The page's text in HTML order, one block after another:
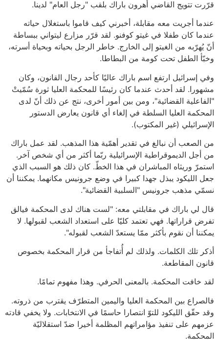
قرّرت تتويج القاضي أهرون باراك بلقب "رجل العام" لدينا.
عندما أجريت معه مقابلة، أخبرني كيف قاموا باستغلال حياته
عندما كان طفلا في غيتو كوفنو. لقد قرّر مزارع ليتواني ببساطة
أنّ يُهرّبه من الغيتو إلى الخارج. خاطر الرجل بحياته وبحياة أسرته،
وخبّأ الطفل تحت كومة من البطاطا.
وفي إسرائيل ارتفع اسم باراك عاليًا كأحد رجال القانون، وكان
مشهورا. لقد أحدث عندما كان رئيسًا للمحكمة العليا ثورة سُمّيتْ
"الفاعلية القضائية"، ومن بين أمور أخرى، نتج عن ذلك أنّ لدى
المحكمة العليا السلطة في إلغاء أي قانون يعارض الدستور
الإسرائيلي (غير المكتوب).
من الصعب أن نبالغ في تقدير أهمّية هذا المذهب. لقد عمل باراك
من أجل الديموقراطية الإسرائيلية ربّما أكثر من أي شخص آخر.
استمرّ وريثاه المباشران في هذا الخطّ. كان ذلك هو السبب الذي
جعل الليكود يبذل جهدا كبيرا في وضع جرونيس مكانهما. يمكننا أن
نسمّي مذهب جرونيس "السلبية القضائية".
قال لي باراك في مقابلتي معه: "لست هناك لدى المحكمة فيالق
تفرض قراراتها. فهي تعتمد كليّا على استعداد الشعب لقبولها. لا
يمكننا أن نقوم بأكثر ممّا يستعدّ الشعب لقبوله".
أذكر تلك الكلمات. ولذلك لم أُتفاجأ من قرار المحكمة بخصوص
قانون المقاطعة.
لقد خافت المحكمة. بالمعنى الحرفي. وهذا مفهوم تمامًا.
فالصراع بين المحكمة العليا واليمين المتطرّف يقترب من ذروته.
وقد حقّق الليكود للتوّ انتصارا حاسمًا في الانتخابات. ولا يخفي قادته
عزمهم على تنفيذ مؤامراتهم المظلمة أخيرا ضدّ استقلاليّة
المحكمة.